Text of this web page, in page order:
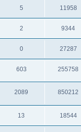
5 11958
2 9344
0 27287
603 255758
2089 850212
13 18544